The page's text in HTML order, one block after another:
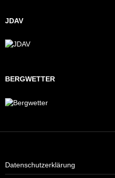
JDAV
BERGWETTER
Datenschutzerklärung